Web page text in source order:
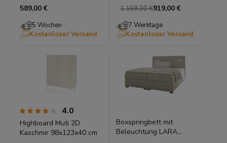
Stauraum | Sahne Boucle
589,00 €
5 Wochen
Kostenloser Versand
919,00 €
1.169,00 €
7 Werktage
Kostenloser Versand
4.0
Highboard Muti 2D
Kaschmir 98x123x40 cm
Boxspringbett mit
Beleuchtung LARA